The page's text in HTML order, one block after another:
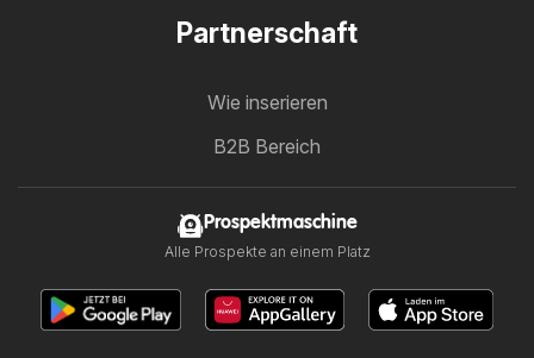
Partnerschaft
Wie inserieren
B2B Bereich
Prospektmaschine
Alle Prospekte an einem Platz